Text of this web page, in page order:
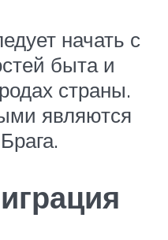
начать с
быта и
страны.
являются